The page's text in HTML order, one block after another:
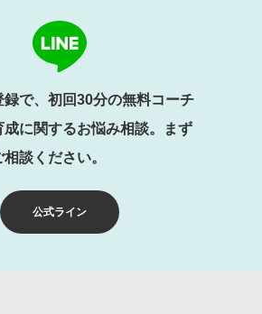
公式ライン
録で、初回30分の無料コーチ
成に関するお悩み相談。まず
談ください。